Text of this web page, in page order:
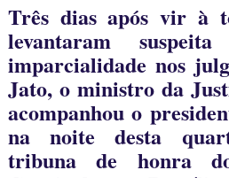
Três dias após vir à
levantaram
imparcialidade nos
Jato, o ministro da
acompanhou o
na noite desta
tribuna de honra